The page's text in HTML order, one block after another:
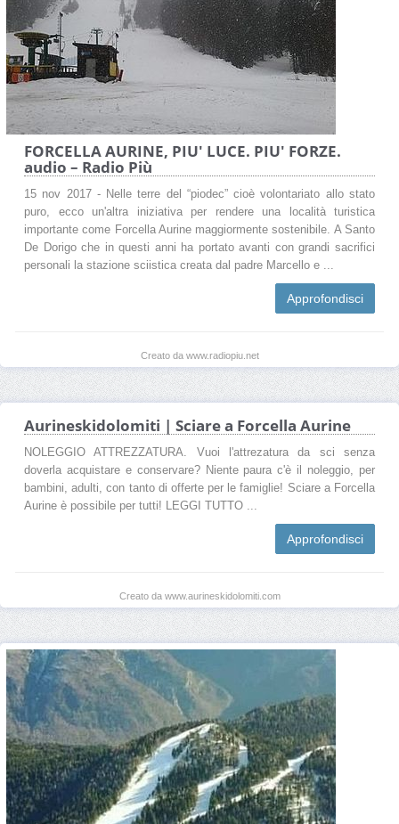
FORCELLA AURINE, PIU' LUCE. PIU' FORZE.
audio – Radio Più
15 nov 2017 - Nelle terre del “piodec” cioè volontariato allo stato
puro, ecco un'altra iniziativa per rendere una località turistica
importante come Forcella Aurine maggiormente sostenibile. A Santo
De Dorigo che in questi anni ha portato avanti con grandi sacrifici
personali la stazione sciistica creata dal padre Marcello e ...
Approfondisci
Creato da www.radiopiu.net
Aurineskidolomiti | Sciare a Forcella Aurine
NOLEGGIO ATTREZZATURA. Vuoi l'attrezatura da sci senza
doverla acquistare e conservare? Niente paura c'è il noleggio, per
bambini, adulti, con tanto di offerte per le famiglie! Sciare a Forcella
Aurine è possibile per tutti! LEGGI TUTTO ...
Approfondisci
Creato da www.aurineskidolomiti.com